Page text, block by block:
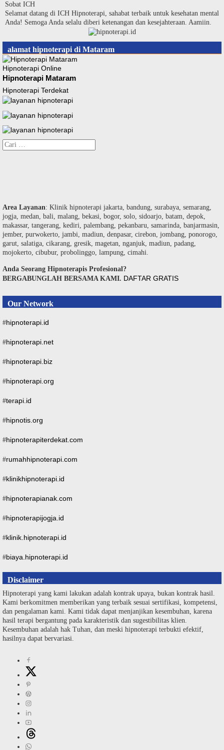
Langsung
ke
konten
Sobat ICH
Selamat datang di ICH Hipnoterapi, sahabat terbaik untuk kesehatan mental
Anda! Semoga Anda selalu diberi ketenangan dan kesejahteraan. Aamiin.
alamat hipnoterapi di Mataram
Hipnoterapi Online
Hipnoterapi Mataram
Hipnoterapi Terdekat
Cari
untuk:
Area Layanan: Klinik hipnoterapi jakarta, bandung, surabaya, semarang,
jogja, medan, bali, malang, bekasi, bogor, solo, sidoarjo, batam, depok,
makassar, tangerang, kediri, palembang, pekanbaru, samarinda, banjarmasin,
jember, purwokerto, jambi, madiun, denpasar, cirebon, jombang, ponorogo,
garut, salatiga, cikarang, gresik, magetan, nganjuk, madiun, padang,
mojokerto, cibubur, probolinggo, lampung, cimahi.
Anda Seorang Hipnoterapis Profesional?
BERGABUNGLAH BERSAMA KAMI. DAFTAR GRATIS
Our Network
#hipnoterapi.id
#hipnoterapi.net
#hipnoterapi.biz
#hipnoterapi.org
#terapi.id
#hipnotis.org
#hipnoterapiterdekat.com
#rumahhipnoterapi.com
#klinikhipnoterapi.id
#hipnoterapianak.com
#hipnoterapijogja.id
#klinik.hipnoterapi.id
#biaya.hipnoterapi.id
Disclaimer
Hipnoterapi yang kami lakukan adalah kontrak upaya, bukan kontrak hasil.
Kami berkomitmen memberikan yang terbaik sesuai sertifikasi, kompetensi,
dan pengalaman kami. Kami tidak dapat menjanjikan kesembuhan, karena
hasil terapi bergantung pada karakteristik dan sugestibilitas klien.
Kesembuhan adalah hak Tuhan, dan meski hipnoterapi terbukti efektif,
hasilnya dapat bervariasi.